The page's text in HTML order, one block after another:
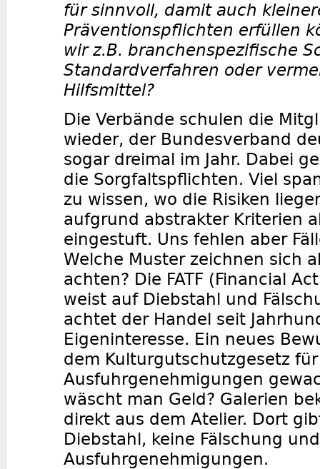
für sinnvoll, damit auch
Präventionspflichten erfüllen
wir z.B. branchenspezifische
Standardverfahren oder
Hilfsmittel?
Die Verbände schulen die
wieder, der Bundesverband
sogar dreimal im Jahr. Dabei
die Sorgfaltspflichten. Viel
zu wissen, wo die Risiken
aufgrund abstrakter Kriterien
eingestuft. Uns fehlen aber
Welche Muster zeichnen sich
achten? Die FATF (Financial
weist auf Diebstahl und
achtet der Handel seit
Eigeninteresse. Ein neues
dem Kulturgutschutzgesetz
Ausfuhrgenehmigungen
wäscht man Geld? Galerien
direkt aus dem Atelier. Dort
Diebstahl, keine Fälschung
Ausfuhrgenehmigungen.